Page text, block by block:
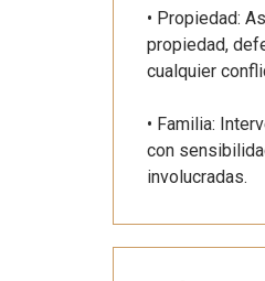
• Propiedad:
propiedad,
cualquier
• Familia:
con
involucradas.